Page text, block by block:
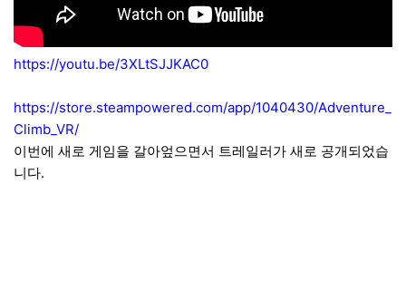
https://youtu.be/3XLtSJJKAC0
https://store.steampowered.com/app/1040430/Adventure_
Climb_VR/
이번에 새로 게임을 갈아엎으면서 트레일러가 새로 공개되었습
니다.